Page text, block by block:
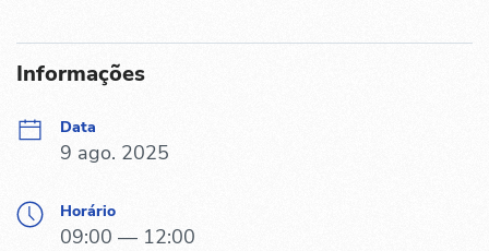
Informações
Data
9 ago. 2025
Horário
09:00 — 12:00